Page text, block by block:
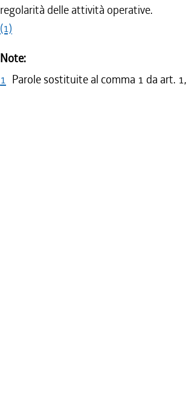
regolarità delle attività operative.
(1)
Note:
1 Parole sostituite al comma 1 da art.